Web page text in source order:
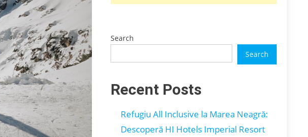
Search
Search
Recent Posts
Refugiu All Inclusive la Marea Neagră:
Descoperă HI Hotels Imperial Resort